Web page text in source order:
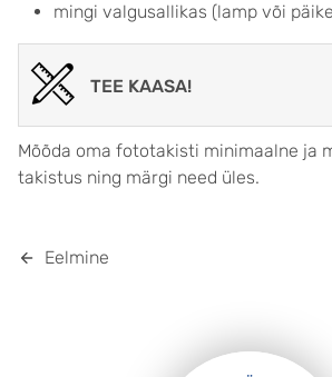
mingi valgusallikas (lamp või
TEE KAASA!
Mõõda oma fototakisti minimaalne ja
takistus ning märgi need üles.
Eelmine